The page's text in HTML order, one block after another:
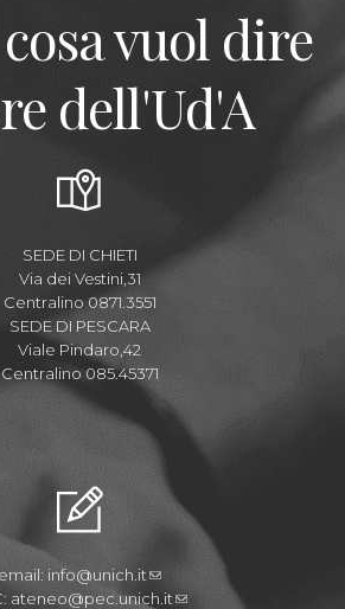
vuol dire
dell'Ud'A
SEDE DI CHIETI
Via dei Vestini,31
Centralino 0871.3551
SEDE DI PESCARA
Viale Pindaro,42
Centralino 085.45371
email: info@unich.it
ateneo@pec.unich.it